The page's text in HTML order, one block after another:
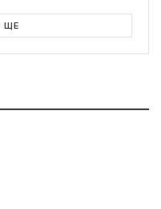
ЩЕ